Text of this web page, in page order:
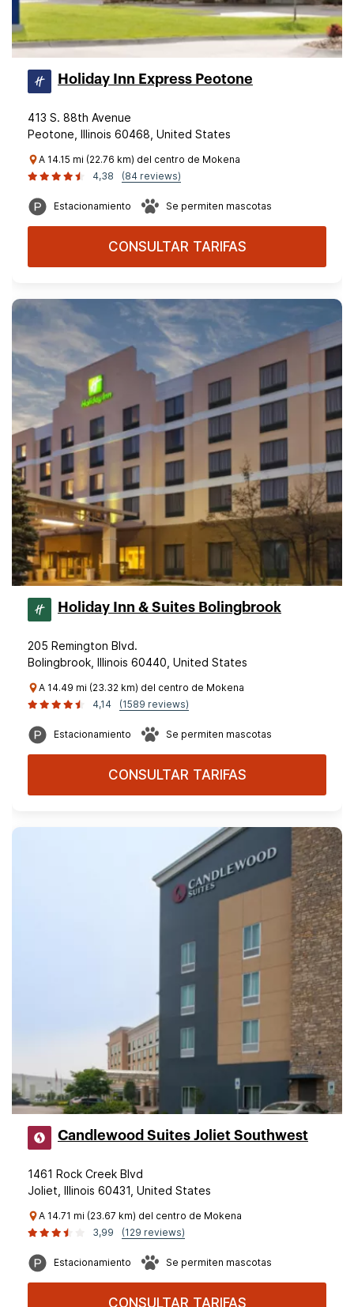
Holiday Inn Express Peotone
413 S. 88th Avenue
Peotone, Illinois 60468, United States
A 14.15 mi (22.76 km) del centro de Mokena
4,38
(84 reviews)
Estacionamiento Se permiten mascotas
CONSULTAR TARIFAS
Holiday Inn & Suites Bolingbrook
205 Remington Blvd.
Bolingbrook, Illinois 60440, United States
A 14.49 mi (23.32 km) del centro de Mokena
4,14
(1589 reviews)
Estacionamiento Se permiten mascotas
CONSULTAR TARIFAS
Candlewood Suites Joliet Southwest
1461 Rock Creek Blvd
Joliet, Illinois 60431, United States
A 14.71 mi (23.67 km) del centro de Mokena
3,99
(129 reviews)
Estacionamiento Se permiten mascotas
CONSULTAR TARIFAS